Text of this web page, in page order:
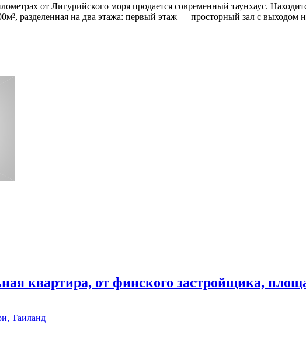
от Лигурийского моря продается современный таунхаус.
разделенная на два этажа: первый этаж — просторный зал с выходом
квартира, от финского застройщика,
Таиланд